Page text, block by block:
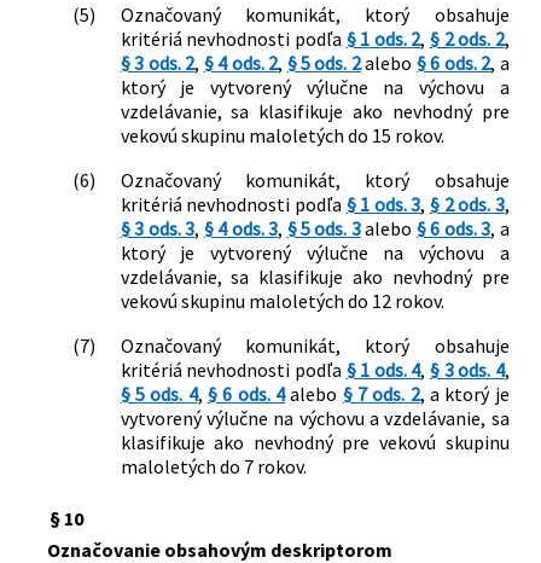
(5)
Označovaný komunikát, ktorý obsahuje
kritériá nevhodnosti podľa § 1 ods. 2, § 2 ods. 2,
§ 3 ods. 2, § 4 ods. 2, § 5 ods. 2alebo § 6 ods. 2, a
ktorý je vytvorený výlučne na výchovu a
vzdelávanie, sa klasifikuje ako nevhodný pre
vekovú skupinu maloletých do 15 rokov.
(6)
Označovaný komunikát, ktorý obsahuje
kritériá nevhodnosti podľa § 1 ods. 3, § 2 ods. 3,
§ 3 ods. 3, § 4 ods. 3, § 5 ods. 3alebo § 6 ods. 3, a
ktorý je vytvorený výlučne na výchovu a
vzdelávanie, sa klasifikuje ako nevhodný pre
vekovú skupinu maloletých do 12 rokov.
(7)
Označovaný komunikát, ktorý obsahuje
kritériá nevhodnosti podľa § 1 ods. 4, § 3 ods. 4,
§ 5 ods. 4,§ 6 ods. 4alebo § 7 ods. 2, a ktorý je
vytvorený výlučne na výchovu a vzdelávanie, sa
klasifikuje ako nevhodný pre vekovú skupinu
maloletých do 7 rokov.
§ 10
Označovanie obsahovým deskriptorom